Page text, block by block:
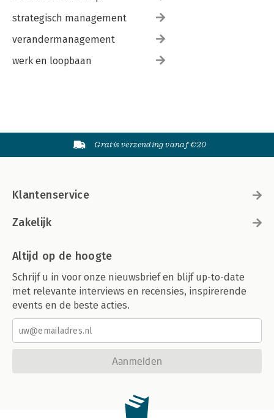
strategisch management
verandermanagement
werk en loopbaan
Gratis verzending vanaf €20
Klantenservice
Zakelijk
Altijd op de hoogte
Schrijf u in voor onze nieuwsbrief en blijf up-to-date
met relevante interviews en recensies, inspirerende
events en de beste acties.
Aanmelden